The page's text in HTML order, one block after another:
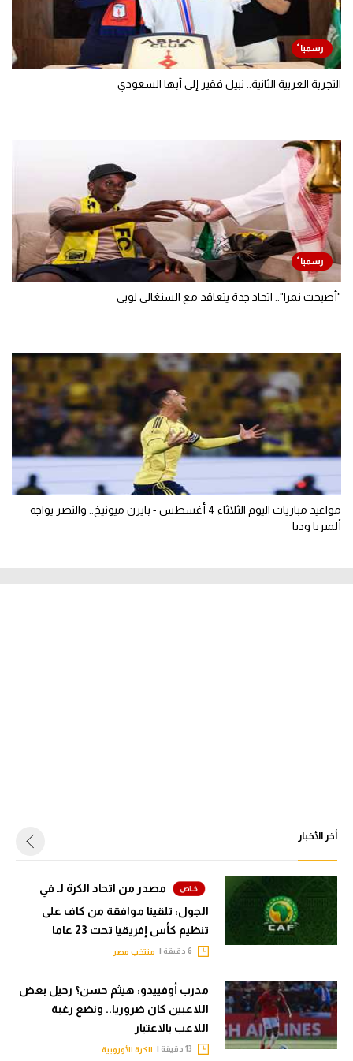
التجربة العربية الثانية.. نبيل فقير إلى أبها السعودي
"أصبحت نمرا".. اتحاد جدة يتعاقد مع السنغالي لوبي
مواعيد مباريات اليوم الثلاثاء 4 أغسطس - بايرن ميونيخ.. والنصر يواجه
ألميريا وديا
أخر الأخبار
مصدر من اتحاد الكرة لـ في
الجول: تلقينا موافقة من كاف على
تنظيم كأس إفريقيا تحت 23 عاما
منتخب مصر
مدرب أوفييدو: هيثم حسن؟ رحيل بعض
اللاعبين كان ضروريا.. ونضع رغبة
اللاعب بالاعتبار
الكرة الأوروبية